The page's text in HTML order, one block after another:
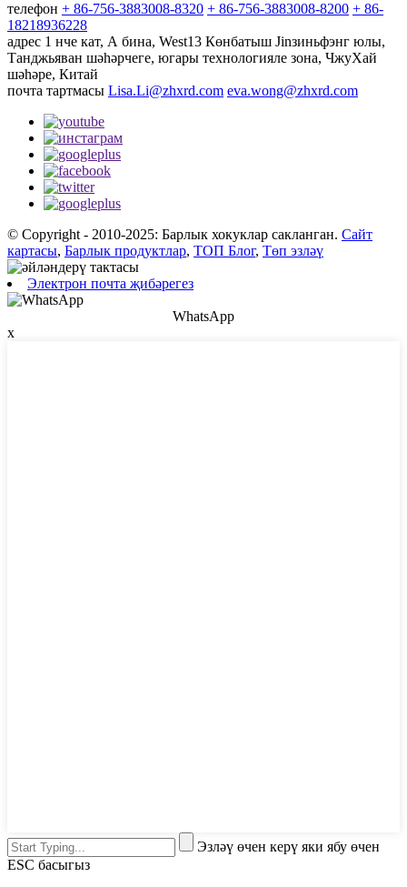
телефон + 86-756-3883008-8320 + 86-756-3883008-8200 + 86-
18218936228
адрес 1 нче кат, А бина, West13 Көнбатыш Jinзиньфэнг юлы,
Танджьяван шәһәрчеге, югары технологияле зона, ЧжуХай
шәһәре, Китай
почта тартмасы Lisa.Li@zhxrd.com eva.wong@zhxrd.com
© Copyright - 2010-2025: Барлык хокуклар сакланган. Сайт
картасы, Барлык продуктлар, ТОП Блог, Төп эзләү
Электрон почта җибәрегез
WhatsApp
x
Эзләү өчен керү яки ябу өчен
ESC басыгыз